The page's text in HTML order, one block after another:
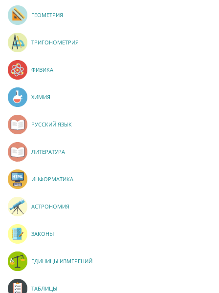
ГЕОМЕТРИЯ
ТРИГОНОМЕТРИЯ
ФИЗИКА
ХИМИЯ
РУССКИЙ ЯЗЫК
ЛИТЕРАТУРА
ИНФОРМАТИКА
АСТРОНОМИЯ
ЗАКОНЫ
ЕДИНИЦЫ ИЗМЕРЕНИЙ
ТАБЛИЦЫ